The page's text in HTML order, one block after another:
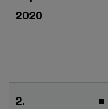
2020
2.